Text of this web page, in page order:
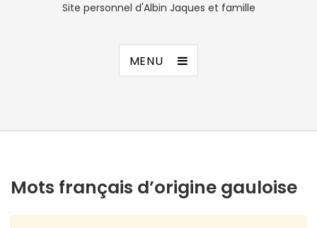
Site personnel d'Albin Jaques et famille
MENU
Mots français d’origine gauloise